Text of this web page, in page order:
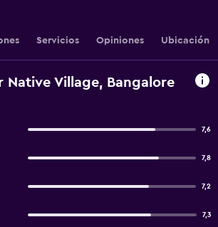
Servicios Opiniones Ubicación
Native Village, Bangalore
7,6
7,8
7,2
7,3